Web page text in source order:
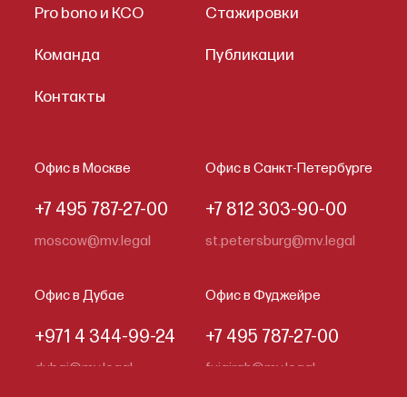
Pro bono и КСО Стажировки
Команда Публикации
Контакты
Офис в Москве
+7 495 787-27-00
moscow@mv.legal
Офис в Санкт-Петербурге
+7 812 303-90-00
st.petersburg@mv.legal
Офис в Дубае
+971 4 344-99-24
dubai@mv.legal
Офис в Фуджейре
+7 495 787-27-00
fujairah@mv.legal